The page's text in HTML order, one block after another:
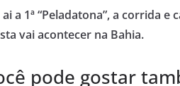
a 1ª “Peladatona”, a corrida e
vai acontecer na Bahia.
pode gostar